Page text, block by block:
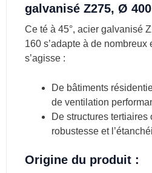
galvanisé Z275, Ø
Ce té à 45°, acier galvanisé
160 s’adapte à de nombreux
s’agisse :
De bâtiments
de ventilation
De structures
robustesse et
Origine du produit :